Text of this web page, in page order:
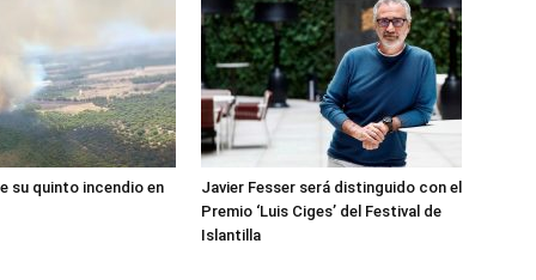
su quinto incendio en
Javier Fesser será distinguido con el
Premio ‘Luis Ciges’ del Festival de
Islantilla